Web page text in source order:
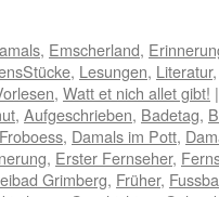
, Emscherland,
, Lesungen, Literatur
, Watt et nich allet gibt! |
, Aufgeschrieben, Badetag,
, Damals im Pott,
, Erster Fernseher,
Grimberg, Früher,